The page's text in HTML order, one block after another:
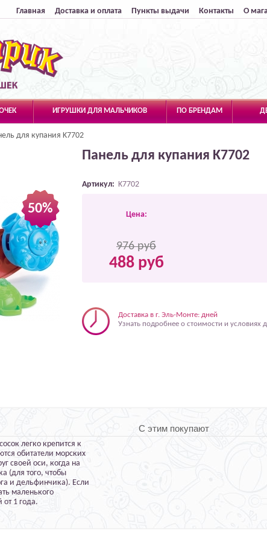
Главная Доставка и оплата Пункты выдачи Контакты О
ИГРУШКИ ДЛЯ МАЛЬЧИКОВ ПО БРЕНДАМ
для купания K7702
50%
Панель для купания K7702
Артикул: K7702
Цена:
976 руб
488 руб
Доставка в г. Эль-Монте: дней
Узнать подробнее о стоимости и условиях
С этим покупают
легко крепится к
обитатели морских
своей оси, когда на
(для того, чтобы
и дельфинчика). Если
маленького
от 1 года.